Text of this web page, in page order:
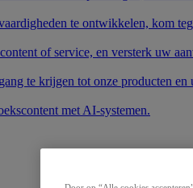
te ontwikkelen, kom
of service, en versterk uw
te krijgen tot onze producten en
met AI-systemen.